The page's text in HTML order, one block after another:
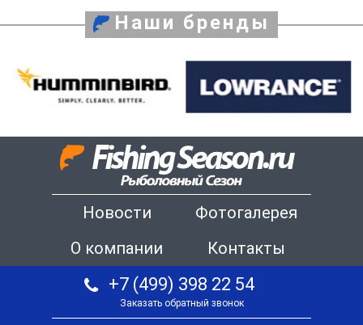
Наши бренды
Новости
Фотогалерея
О компании
Контакты
+7 (499) 398 22 54
Заказать обратный звонок